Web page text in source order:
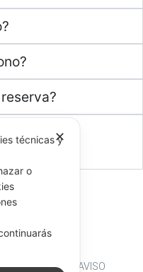
el día de la
ACTUALIDAD AVISO
✕
técnicas y
o